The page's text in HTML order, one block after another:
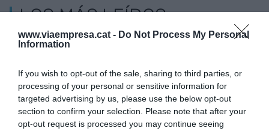
www.viaempresa.cat - Do Not Process My Personal
Information
If you wish to opt-out of the sale, sharing to third parties, or
processing of your personal or sensitive information for
targeted advertising by us, please use the below opt-out
section to confirm your selection. Please note that after your
opt-out request is processed you may continue seeing
LOS MÁS LEÍDOS